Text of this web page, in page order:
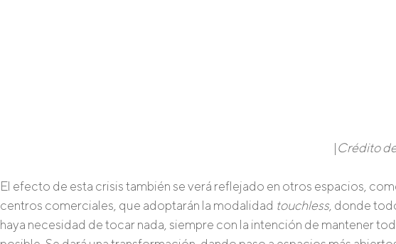
|Crédito
El efecto de esta crisis también se verá reflejado en otros espacios,
centros comerciales, que adoptarán la modalidad touchless, donde
haya necesidad de tocar nada, siempre con la intención de mantener